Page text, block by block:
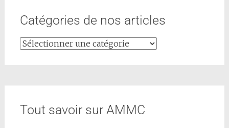
Catégories de nos articles
Tout savoir sur AMMC